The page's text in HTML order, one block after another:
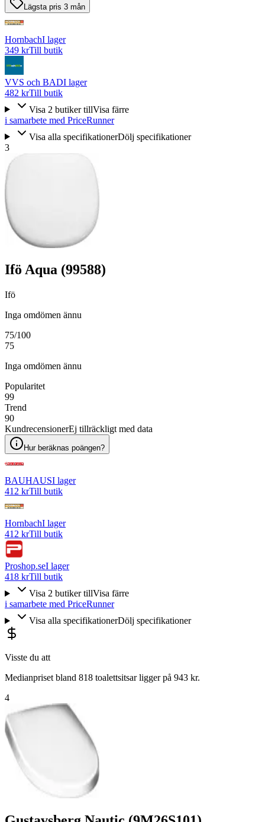
Lägsta pris 3 mån
HornbachI lager
349 krTill butik
VVS och BADI lager
482 krTill butik
Visa 2 butiker tillVisa färre
i samarbete med PriceRunner
Visa alla specifikationerDölj specifikationer
3
Ifö Aqua (99588)
Ifö
Inga omdömen ännu
75/100
75
Inga omdömen ännu
Popularitet
99
Trend
90
KundrecensionerEj tillräckligt med data
Hur beräknas poängen?
BAUHAUSI lager
412 krTill butik
HornbachI lager
412 krTill butik
Proshop.seI lager
418 krTill butik
Visa 2 butiker tillVisa färre
i samarbete med PriceRunner
Visa alla specifikationerDölj specifikationer
Visste du att
Medianpriset bland 818 toalettsitsar ligger på 943 kr.
4